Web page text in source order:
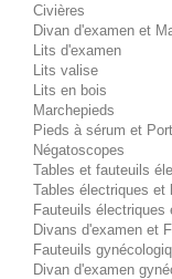
Civières
Divan d'examen et
Lits d'examen
Lits valise
Lits en bois
Marchepieds
Pieds à sérum et
Négatoscopes
Tables et fauteuils
Tables électriques et
Fauteuils électriques
Divans d'examen et
Fauteuils
Divan d'examen